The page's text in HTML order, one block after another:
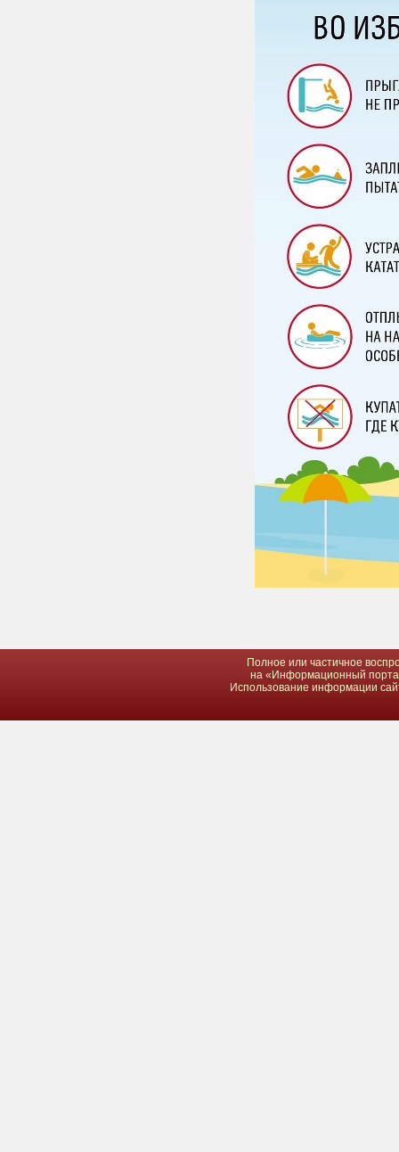
Полное или частичное
на «Информационный
Использование информации